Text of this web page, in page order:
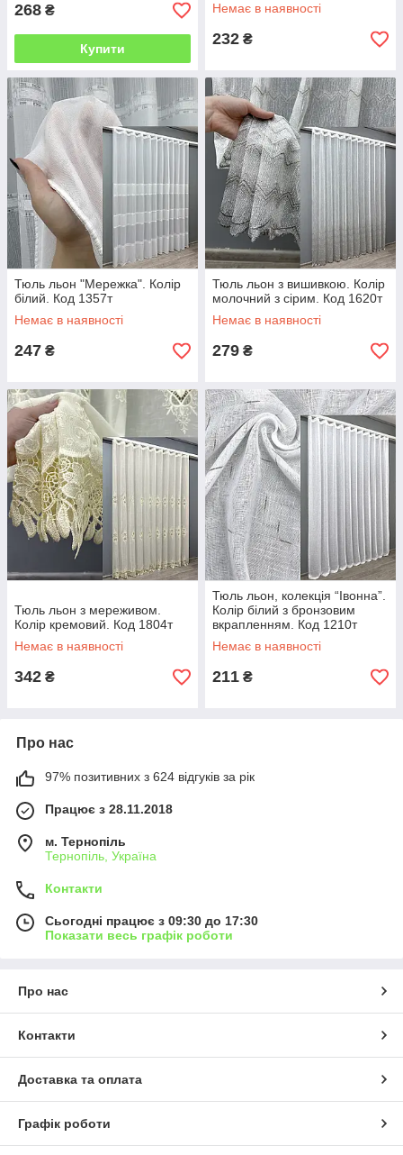
268 ₴
Купити
Немає в наявності
232 ₴
Тюль льон "Мережка". Колір
білий. Код 1357т
Немає в наявності
247 ₴
Тюль льон з вишивкою. Колір
молочний з сірим. Код 1620т
Немає в наявності
279 ₴
Тюль льон з мереживом.
Колір кремовий. Код 1804т
Немає в наявності
342 ₴
Тюль льон, колекція “Івонна”.
Колір білий з бронзовим
вкрапленням. Код 1210т
Немає в наявності
211 ₴
Про нас
97% позитивних з 624 відгуків за рік
Працює з 28.11.2018
м. Тернопіль
Тернопіль, Україна
Контакти
Сьогодні працює з 09:30 до 17:30
Показати весь графік роботи
Про нас
Контакти
Доставка та оплата
Графік роботи